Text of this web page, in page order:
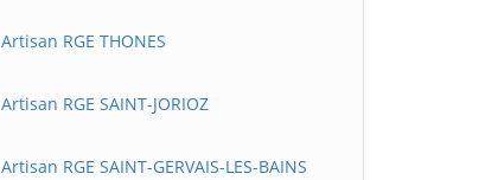
Artisan RGE THONES
Artisan RGE SAINT-JORIOZ
Artisan RGE SAINT-GERVAIS-LES-BAINS